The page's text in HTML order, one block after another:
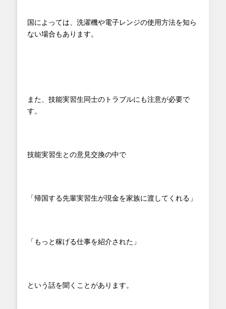
国によっては、洗濯機や電子レンジの使用方法を知ら
ない場合もあります。
また、技能実習生同士のトラブルにも注意が必要で
す。
技能実習生との意見交換の中で
「帰国する先輩実習生が現金を家族に渡してくれる」
「もっと稼げる仕事を紹介された」
という話を聞くことがあります。